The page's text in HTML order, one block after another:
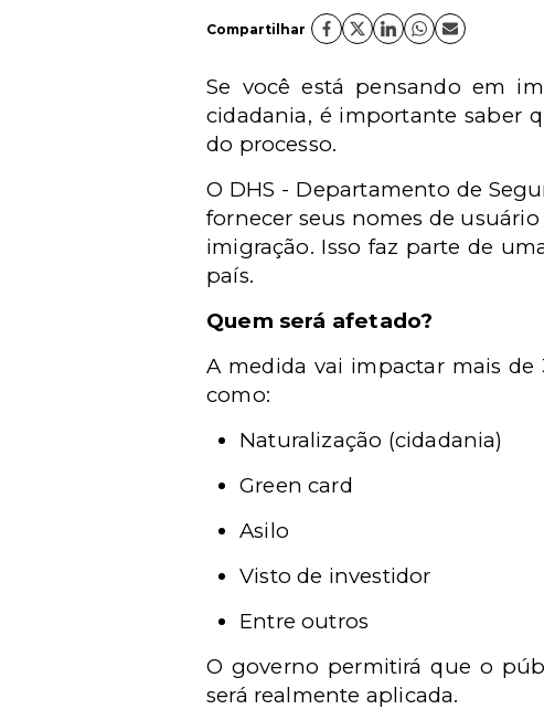
Compartilhar
Se você está pensando em
cidadania, é importante saber
do processo.
O DHS - Departamento de
fornecer seus nomes de
imigração. Isso faz parte de
país.
Quem será afetado?
A medida vai impactar mais de
como:
Naturalização (cidadania)
Green card
Asilo
Visto de investidor
Entre outros
O governo permitirá que o
será realmente aplicada.